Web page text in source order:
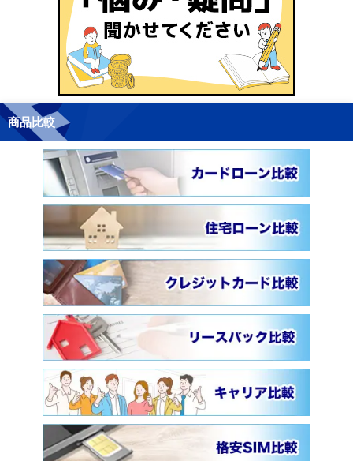
商品比較